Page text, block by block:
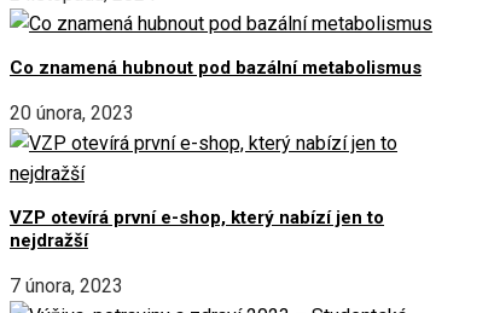
Co znamená hubnout pod bazální metabolismus
20 února, 2023
VZP otevírá první e-shop, který nabízí jen to
nejdražší
7 února, 2023